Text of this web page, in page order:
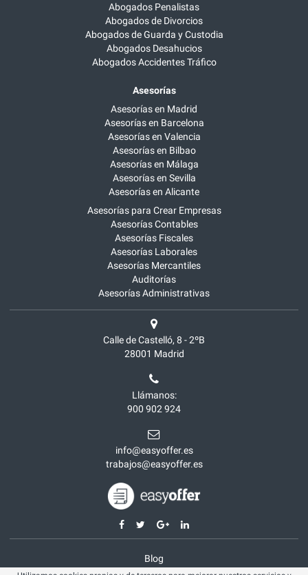
Abogados Penalistas
Abogados de Divorcios
Abogados de Guarda y Custodia
Abogados Desahucios
Abogados Accidentes Tráfico
Asesorías
Asesorías en Madrid
Asesorías en Barcelona
Asesorías en Valencia
Asesorías en Bilbao
Asesorías en Málaga
Asesorías en Sevilla
Asesorías en Alicante
Asesorías para Crear Empresas
Asesorías Contables
Asesorías Fiscales
Asesorías Laborales
Asesorías Mercantiles
Auditorías
Asesorías Administrativas
Calle de Castelló, 8 - 2ºB
28001 Madrid
Llámanos:
900 902 924
info@easyoffer.es
trabajos@easyoffer.es
Blog